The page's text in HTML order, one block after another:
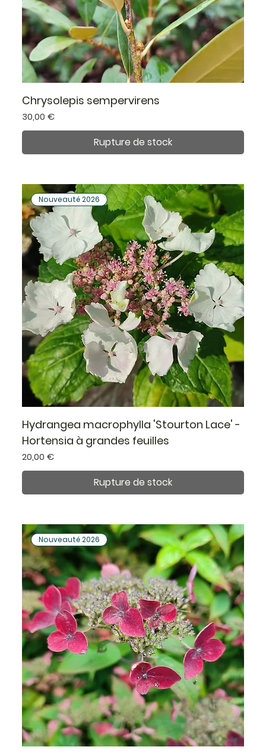
Chrysolepis sempervirens
Prix
30,00 €
Rupture de stock
Nouveauté 2026
Hydrangea macrophylla 'Stourton Lace' -
Hortensia à grandes feuilles
Prix
20,00 €
Rupture de stock
Nouveauté 2026